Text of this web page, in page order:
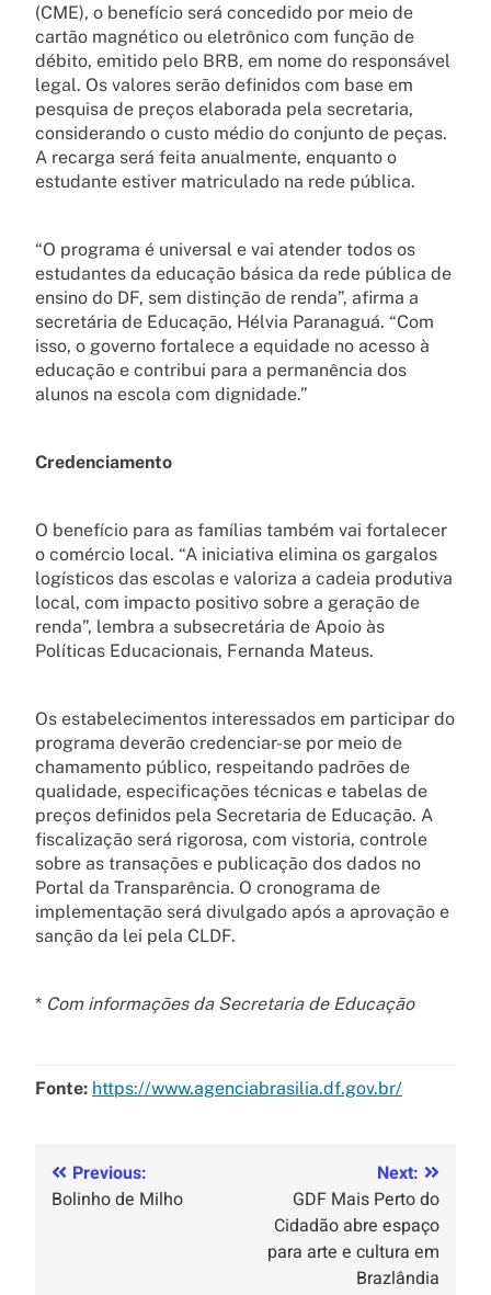
(CME), o benefício será concedido por meio de
cartão magnético ou eletrônico com função de
débito, emitido pelo BRB, em nome do responsável
legal. Os valores serão definidos com base em
pesquisa de preços elaborada pela secretaria,
considerando o custo médio do conjunto de peças.
A recarga será feita anualmente, enquanto o
estudante estiver matriculado na rede pública.
“O programa é universal e vai atender todos os
estudantes da educação básica da rede pública de
ensino do DF, sem distinção de renda”, afirma a
secretária de Educação, Hélvia Paranaguá. “Com
isso, o governo fortalece a equidade no acesso à
educação e contribui para a permanência dos
alunos na escola com dignidade.”
Credenciamento
O benefício para as famílias também vai fortalecer
o comércio local. “A iniciativa elimina os gargalos
logísticos das escolas e valoriza a cadeia produtiva
local, com impacto positivo sobre a geração de
renda”, lembra a subsecretária de Apoio às
Políticas Educacionais, Fernanda Mateus.
Os estabelecimentos interessados em participar do
programa deverão credenciar-se por meio de
chamamento público, respeitando padrões de
qualidade, especificações técnicas e tabelas de
preços definidos pela Secretaria de Educação. A
fiscalização será rigorosa, com vistoria, controle
sobre as transações e publicação dos dados no
Portal da Transparência. O cronograma de
implementação será divulgado após a aprovação e
sanção da lei pela CLDF.
* Com informações da Secretaria de Educação
Fonte: https://www.agenciabrasilia.df.gov.br/
Previous:
Bolinho de Milho
Next:
GDF Mais Perto do
Cidadão abre espaço
para arte e cultura em
Brazlândia